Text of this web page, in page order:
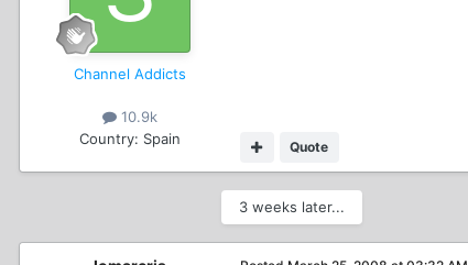
Channel Addicts
10.9k
Country: Spain Quote
3 weeks later...